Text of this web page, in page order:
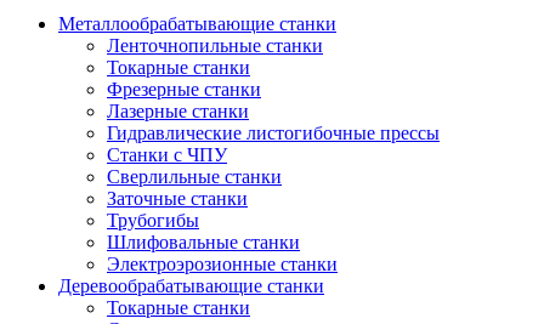
Металлообрабатывающие станки
Ленточнопильные станки
Токарные станки
Фрезерные станки
Лазерные станки
Гидравлические листогибочные прессы
Станки с ЧПУ
Сверлильные станки
Заточные станки
Трубогибы
Шлифовальные станки
Электроэрозионные станки
Деревообрабатывающие станки
Токарные станки